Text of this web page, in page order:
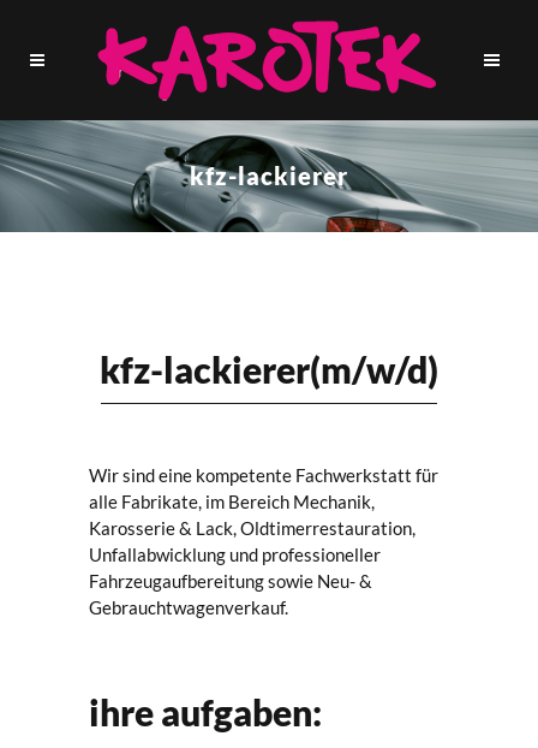
kfz-lackierer
kfz-lackierer(m/w/d)
Wir sind eine kompetente Fachwerkstatt für
alle Fabrikate, im Bereich Mechanik,
Karosserie & Lack, Oldtimerrestauration,
Unfallabwicklung und professioneller
Fahrzeugaufbereitung sowie Neu- &
Gebrauchtwagenverkauf.
ihre aufgaben: